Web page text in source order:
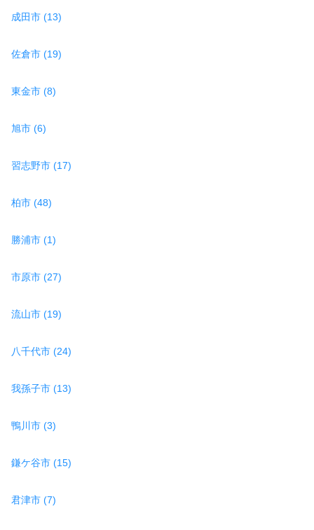
成田市 (13)
佐倉市 (19)
東金市 (8)
旭市 (6)
習志野市 (17)
柏市 (48)
勝浦市 (1)
市原市 (27)
流山市 (19)
八千代市 (24)
我孫子市 (13)
鴨川市 (3)
鎌ケ谷市 (15)
君津市 (7)